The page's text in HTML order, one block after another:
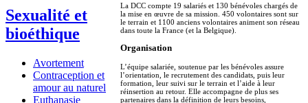
Sexualité et
bioéthique
Avortement
Contraception et
amour au naturel
Euthanasie
La DCC compte 19 salariés et 130 bénévoles chargés de
la mise en œuvre de sa mission. 450 volontaires sont sur
le terrain et 1100 anciens volontaires animent son réseau
dans toute la France (et la Belgique).
Organisation
L’équipe salariée, soutenue par les bénévoles assure
l’orientation, le recrutement des candidats, puis leur
formation, leur suivi sur le terrain et l’aide à leur
réinsertion au retour. Elle accompagne de plus ses
partenaires dans la définition de leurs besoins,